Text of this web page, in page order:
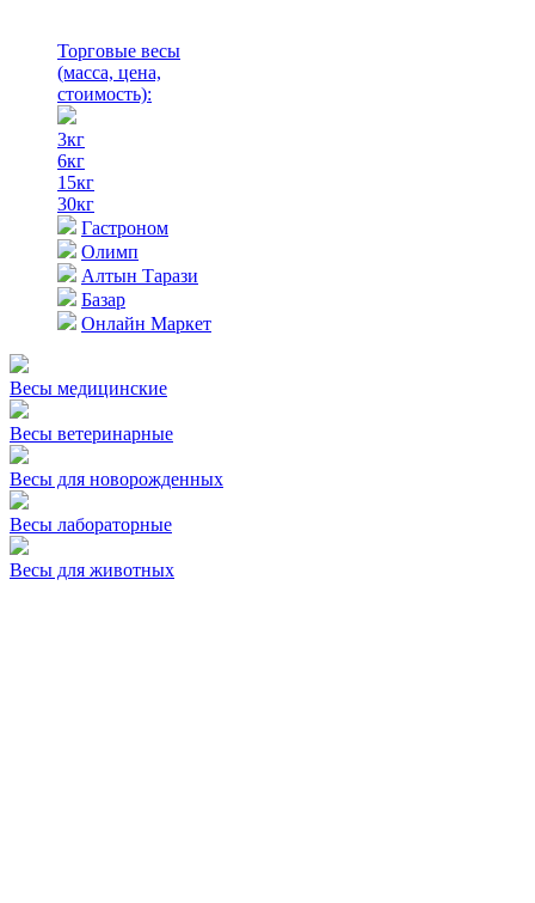
Торговые весы
(масса, цена,
стоимость):
3кг
6кг
15кг
30кг
Гастроном
Олимп
Алтын Тарази
Базар
Онлайн Маркет
Весы медицинские
Весы ветеринарные
Весы для новорожденных
Весы лабораторные
Весы для животных